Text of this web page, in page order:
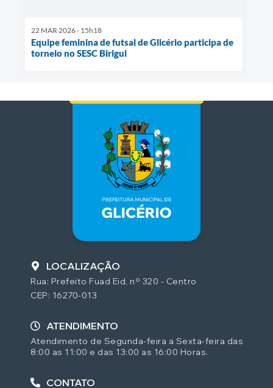
22 MAR 2026 - 15h18
Equipe feminina de futsal de Glicério participa de
torneio no SESC Birigui
LOCALIZAÇÃO
Rua: Prefeito Fuad Eid, nº 320 - Centro
CEP: 16270-013
CONTATO
ATENDIMENTO
Atendimento de Segunda-feira a Sexta-feira das
8:00 as 11:00 e das 13:00 as 16:00 Horas.